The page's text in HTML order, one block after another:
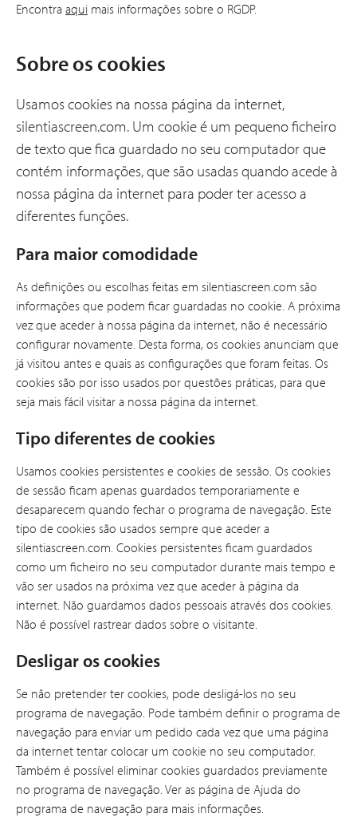
Encontra aqui mais informações sobre o RGDP.
Sobre os cookies
Usamos cookies na nossa página da internet,
silentiascreen.com. Um cookie é um pequeno ficheiro
de texto que fica guardado no seu computador que
contém informações, que são usadas quando acede à
nossa página da internet para poder ter acesso a
diferentes funções.
Para maior comodidade
As definições ou escolhas feitas em silentiascreen.com são
informações que podem ficar guardadas no cookie. A próxima
vez que aceder à nossa página da internet, não é necessário
configurar novamente. Desta forma, os cookies anunciam que
já visitou antes e quais as configurações que foram feitas. Os
cookies são por isso usados por questões práticas, para que
seja mais fácil visitar a nossa página da internet.
Tipo diferentes de cookies
Usamos cookies persistentes e cookies de sessão. Os cookies
de sessão ficam apenas guardados temporariamente e
desaparecem quando fechar o programa de navegação. Este
tipo de cookies são usados sempre que aceder a
silentiascreen.com. Cookies persistentes ficam guardados
como um ficheiro no seu computador durante mais tempo e
vão ser usados na próxima vez que aceder à página da
internet. Não guardamos dados pessoais através dos cookies.
Não é possível rastrear dados sobre o visitante.
Desligar os cookies
Se não pretender ter cookies, pode desligá-los no seu
programa de navegação. Pode também definir o programa de
navegação para enviar um pedido cada vez que uma página
da internet tentar colocar um cookie no seu computador.
Também é possível eliminar cookies guardados previamente
no programa de navegação. Ver as página de Ajuda do
programa de navegação para mais informações.